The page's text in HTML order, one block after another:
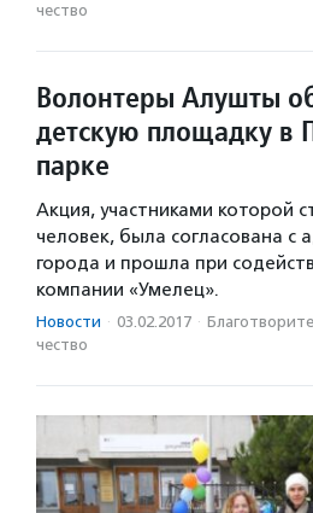
чест­во
Волонтеры Алушты
детскую площадку в
парке
Акция, участниками которой
человек, была согласована с
города и прошла при
компании «Умелец».
Новости · 03.02.2017 ·
чест­во